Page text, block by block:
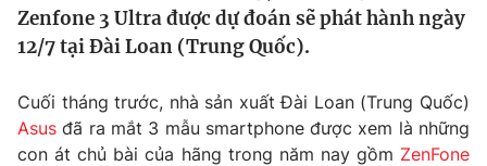
Thế giới đó đây
Kinh tế
Tài chính
Thị trường
Góc doanh nghiệp
Truyền hình
Zenfone 3 Ultra được dự đoán sẽ phát hành ngày
12/7 tại Đài Loan (Trung Quốc).
Cuối tháng trước, nhà sản xuất Đài Loan (Trung Quốc)
Asus đã ra mắt 3 mẫu smartphone được xem là những
con át chủ bài của hãng trong năm nay gồm ZenFone